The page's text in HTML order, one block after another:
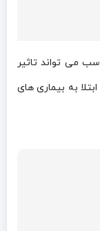
می تواند تاثیر
به بیماری های